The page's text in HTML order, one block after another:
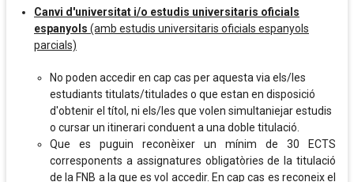
Canvi d'universitat i/o estudis universitaris oficials
espanyols (amb estudis universitaris oficials espanyols
parcials)
No poden accedir en cap cas per aquesta via els/les
estudiants titulats/titulades o que estan en disposició
d'obtenir el títol, ni els/les que volen simultaniejar estudis
o cursar un itinerari conduent a una doble titulació.
Que es puguin reconèixer un mínim de 30 ECTS
corresponents a assignatures obligatòries de la titulació
de la FNB a la que es vol accedir. En cap cas es reconeix el